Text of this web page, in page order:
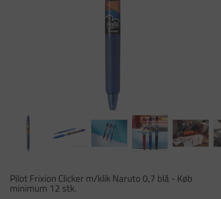
Pilot Frixion Clicker m/klik Naruto 0,7 blå - Køb
minimum 12 stk.